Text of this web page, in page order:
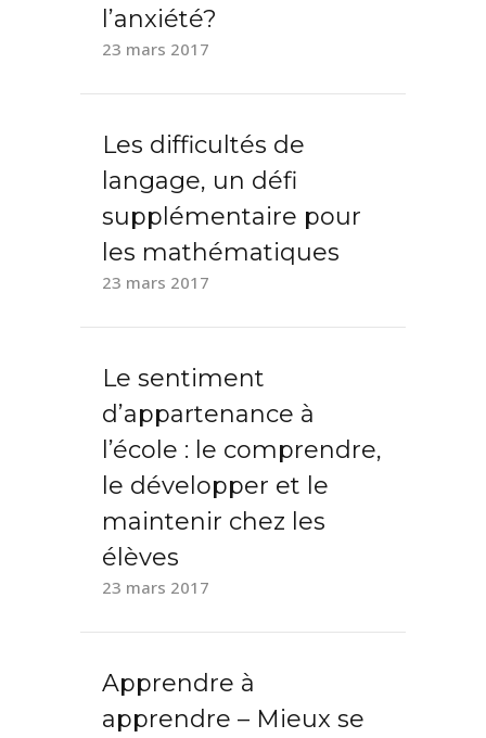
l’anxiété?
23 mars 2017
Les difficultés de
langage, un défi
supplémentaire pour
les mathématiques
23 mars 2017
Le sentiment
d’appartenance à
l’école : le comprendre,
le développer et le
maintenir chez les
élèves
23 mars 2017
Apprendre à
apprendre – Mieux se